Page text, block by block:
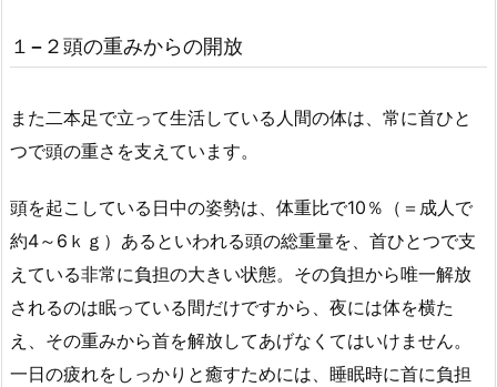
１−２頭の重みからの開放
また二本足で立って生活している人間の体は、常に首ひと
つで頭の重さを支えています。
頭を起こしている日中の姿勢は、体重比で10％（＝成人で
約4～6ｋｇ）あるといわれる頭の総重量を、首ひとつで支
えている非常に負担の大きい状態。その負担から唯一解放
されるのは眠っている間だけですから、夜には体を横た
え、その重みから首を解放してあげなくてはいけません。
一日の疲れをしっかりと癒すためには、睡眠時に首に負担